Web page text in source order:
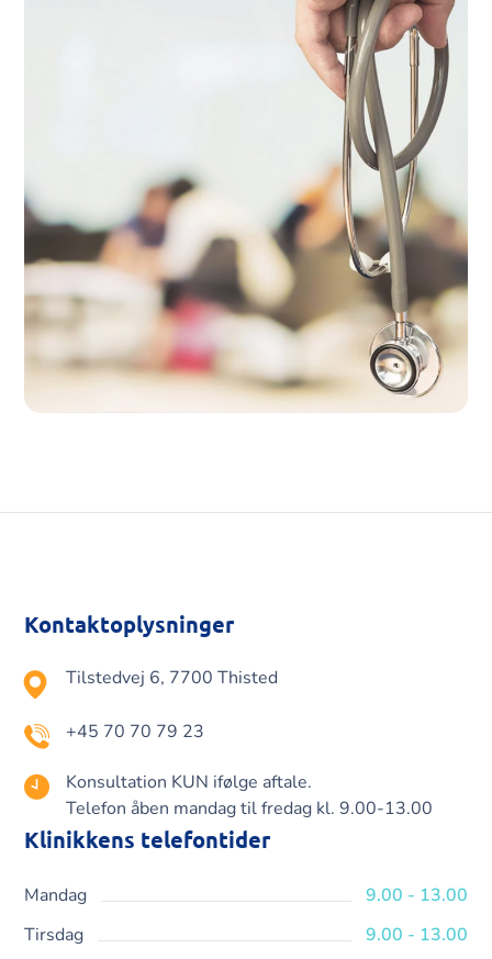
Professional Medical
Care
THERAPY
Kontaktoplysninger
Tilstedvej 6, 7700 Thisted
+45 70 70 79 23
Konsultation KUN ifølge aftale.
Telefon åben mandag til fredag kl. 9.00-13.00
Klinikkens telefontider
Mandag
9.00 - 13.00
Tirsdag
9.00 - 13.00